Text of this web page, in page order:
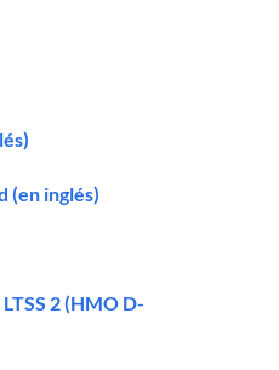
(en inglés)
2 (HMO D-